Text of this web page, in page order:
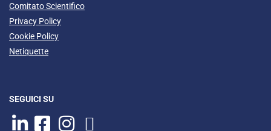
Comitato Scientifico
Privacy Policy
Cookie Policy
Netiquette
SEGUICI SU